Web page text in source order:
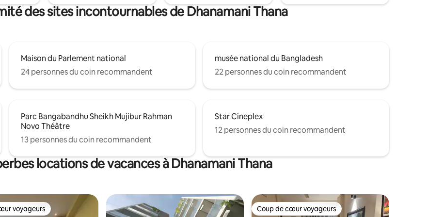
des sites incontournables de Dhanamani Thana
Maison du Parlement national
24 personnes du coin recommandent
musée national du Bangladesh
22 personnes du coin recommandent
Parc Bangabandhu Sheikh Mujibur Rahman
Novo Théâtre
13 personnes du coin recommandent
Star Cineplex
12 personnes du coin recommandent
locations de vacances à Dhanamani Thana
voyageurs
voyageurs Coup de cœur voyageurs
Coup de cœur voyageurs